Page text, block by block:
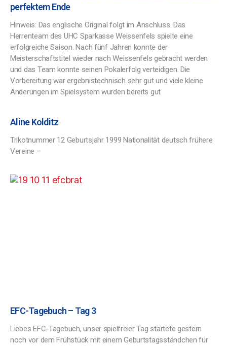
perfektem Ende
Hinweis: Das englische Original folgt im Anschluss. Das
Herrenteam des UHC Sparkasse Weissenfels spielte eine
erfolgreiche Saison. Nach fünf Jahren konnte der
Meisterschaftstitel wieder nach Weissenfels gebracht werden
und das Team konnte seinen Pokalerfolg verteidigen. Die
Vorbereitung war ergebnistechnisch sehr gut und viele kleine
Änderungen im Spielsystem wurden bereits gut
Aline Kolditz
Trikotnummer 12 Geburtsjahr 1999 Nationalität deutsch frühere
Vereine –
EFC-Tagebuch – Tag 3
Liebes EFC-Tagebuch, unser spielfreier Tag startete gestern
noch vor dem Frühstück mit einem Geburtstagsständchen für